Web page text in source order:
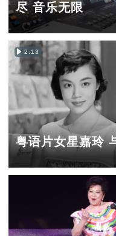
尽 音乐无限
2:13
粤语片女星嘉玲